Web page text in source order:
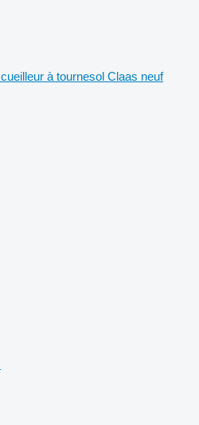
cueilleur à tournesol Claas neuf